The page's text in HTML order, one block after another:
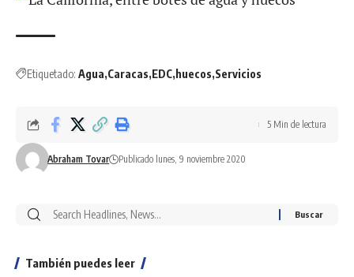
Etiquetado: Agua Caracas EDC huecos Servicios
Abraham Tovar Publicado lunes, 9 noviembre 2020
5 Min de lectura
También puedes leer